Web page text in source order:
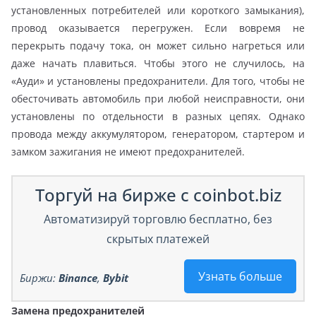
установленных потребителей или короткого замыкания),
провод оказывается перегружен. Если вовремя не
перекрыть подачу тока, он может сильно нагреться или
даже начать плавиться. Чтобы этого не случилось, на
«Ауди» и установлены предохранители. Для того, чтобы не
обесточивать автомобиль при любой неисправности, они
установлены по отдельности в разных цепях. Однако
провода между аккумулятором, генератором, стартером и
замком зажигания не имеют предохранителей.
Торгуй на бирже с coinbot.biz
Автоматизируй торговлю бесплатно, без
скрытых платежей
Узнать больше
Биржи: Binance, Bybit
Замена предохранителей